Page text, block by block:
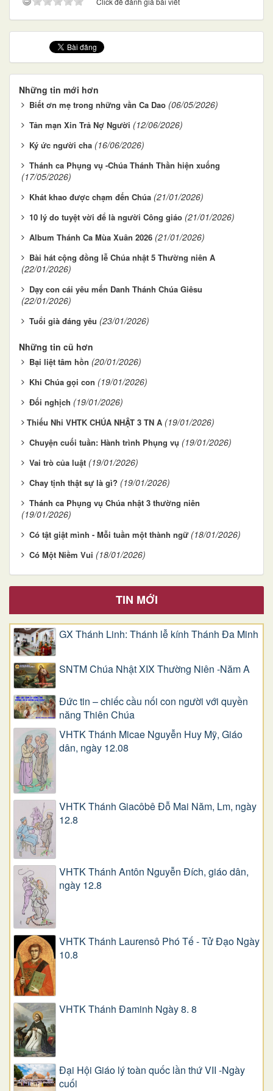
Những tin mới hơn
Biết ơn mẹ trong những vần Ca Dao (06/05/2026)
Tản mạn Xin Trả Nợ Người (12/06/2026)
Ký ức người cha (16/06/2026)
Thánh ca Phụng vụ -Chúa Thánh Thần hiện xuống
(17/05/2026)
Khát khao được chạm đến Chúa (21/01/2026)
10 lý do tuyệt vời để là người Công giáo (21/01/2026)
Album Thánh Ca Mùa Xuân 2026 (21/01/2026)
Bài hát cộng đồng lễ Chúa nhật 5 Thường niên A
(22/01/2026)
Dạy con cái yêu mến Danh Thánh Chúa Giêsu
(22/01/2026)
Tuổi già đáng yêu (23/01/2026)
Những tin cũ hơn
Bại liệt tâm hồn (20/01/2026)
Khi Chúa gọi con (19/01/2026)
Đối nghịch (19/01/2026)
​​​​​​​Thiếu Nhi VHTK CHÚA NHẬT 3 TN A (19/01/2026)
Chuyện cuối tuần: Hành trình Phụng vụ (19/01/2026)
Vai trò của luật (19/01/2026)
Chay tịnh thật sự là gì? (19/01/2026)
Thánh ca Phụng vụ Chúa nhật 3 thường niên
(19/01/2026)
Có tật giật mình - Mỗi tuần một thành ngữ (18/01/2026)
Có Một Niềm Vui (18/01/2026)
TIN MỚI
GX Thánh Linh: Thánh lễ kính Thánh Đa Minh
SNTM Chúa Nhật XIX Thường Niên -Năm A
Đức tin – chiếc cầu nối con người với quyền
năng Thiên Chúa
VHTK Thánh Micae Nguyễn Huy Mỹ, Giáo
dân, ngày 12.08
VHTK Thánh Giacôbê Ðỗ Mai Năm, Lm, ngày
12.8
VHTK Thánh Antôn Nguyễn Ðích, giáo dân,
ngày 12.8
VHTK Thánh Laurensô Phó Tế - Tử Đạo Ngày
10.8
VHTK Thánh Đaminh Ngày 8. 8
Đại Hội Giáo lý toàn quốc lần thứ VII -Ngày
cuối